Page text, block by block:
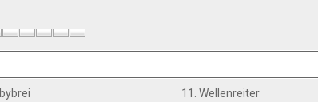
11. Wellenreiter